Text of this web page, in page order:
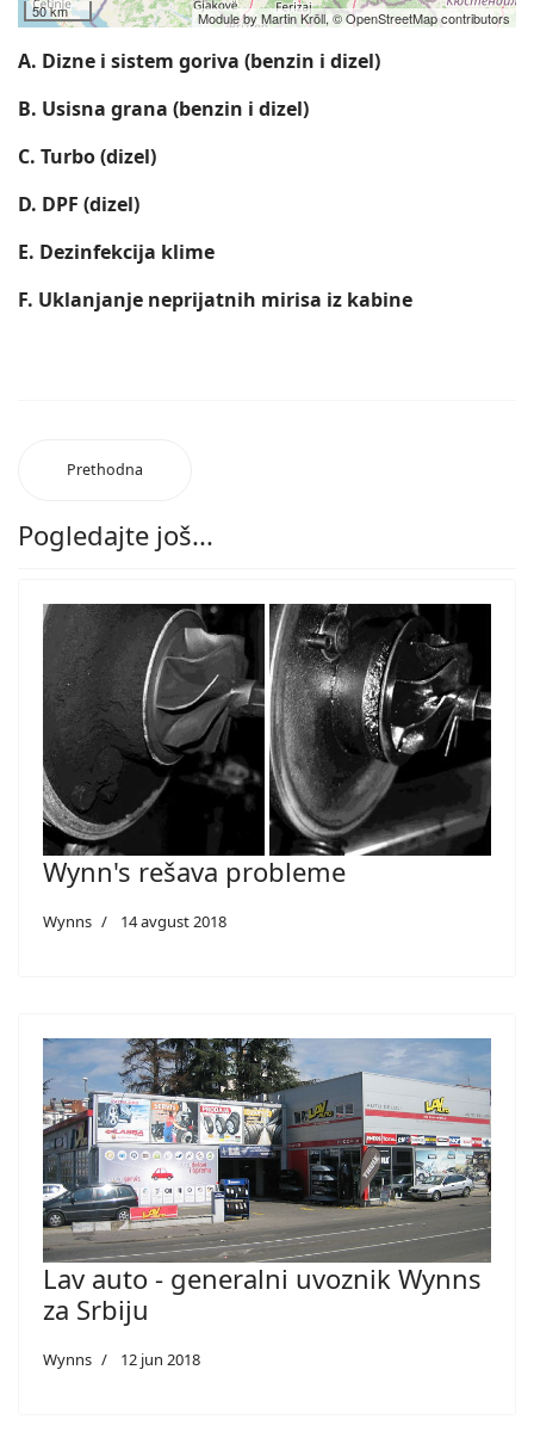
50 km Module byMartin Kröll, © OpenStreetMap contributors
A. Dizne i sistem goriva (benzin i dizel)
B. Usisna grana (benzin i dizel)
C. Turbo (dizel)
D. DPF (dizel)
E. Dezinfekcija klime
F. Uklanjanje neprijatnih mirisa iz kabine
Prethodna
Pogledajte još...
Wynn's rešava probleme
Wynns 14 avgust 2018
Lav auto - generalni uvoznik Wynns
za Srbiju
Wynns 12 jun 2018